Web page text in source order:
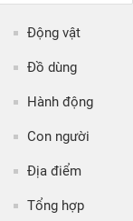
Động vật
Đồ dùng
Hành động
Con người
Địa điểm
Tổng hợp